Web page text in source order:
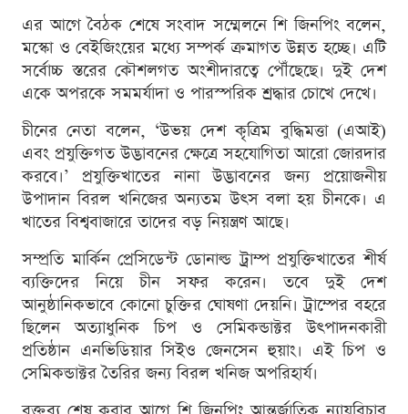
এর আগে বৈঠক শেষে সংবাদ সম্মেলনে শি জিনপিং বলেন,
মস্কো ও বেইজিংয়ের মধ্যে সম্পর্ক ক্রমাগত উন্নত হচ্ছে। এটি
সর্বোচ্চ স্তরের কৌশলগত অংশীদারত্বে পৌঁছেছে। দুই দেশ
একে অপরকে সমমর্যাদা ও পারস্পরিক শ্রদ্ধার চোখে দেখে।
চীনের নেতা বলেন, ‘উভয় দেশ কৃত্রিম বুদ্ধিমত্তা (এআই)
এবং প্রযুক্তিগত উদ্ভাবনের ক্ষেত্রে সহযোগিতা আরো জোরদার
করবে।’ প্রযুক্তিখাতের নানা উদ্ভাবনের জন্য প্রয়োজনীয়
উপাদান বিরল খনিজের অন্যতম উৎস বলা হয় চীনকে। এ
খাতের বিশ্ববাজারে তাদের বড় নিয়ন্ত্রণ আছে।
সম্প্রতি মার্কিন প্রেসিডেন্ট ডোনাল্ড ট্রাম্প প্রযুক্তিখাতের শীর্ষ
ব্যক্তিদের নিয়ে চীন সফর করেন। তবে দুই দেশ
আনুষ্ঠানিকভাবে কোনো চুক্তির ঘোষণা দেয়নি। ট্রাম্পের বহরে
ছিলেন অত্যাধুনিক চিপ ও সেমিকন্ডাক্টর উৎপাদনকারী
প্রতিষ্ঠান এনভিডিয়ার সিইও জেনসেন হুয়াং। এই চিপ ও
সেমিকন্ডাক্টর তৈরির জন্য বিরল খনিজ অপরিহার্য।